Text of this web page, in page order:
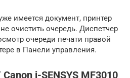
имеется документ, принтер
очистить очередь. Диспетчер
очереди печати правой
в Панели управления.
i-SENSYS MF3010